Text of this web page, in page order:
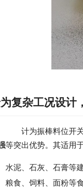
复杂工况设计
计为振棒料位开关
等突出优势。其适用
水泥、石灰、石膏等
粮食、饲料、面粉等